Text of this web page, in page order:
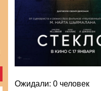
Ожидали: 0 человек